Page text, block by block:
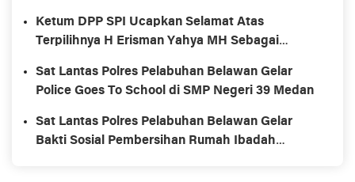
Ketum DPP SPI Ucapkan Selamat Atas
Terpilihnya H Erisman Yahya MH Sebagai
Sat Lantas Polres Pelabuhan Belawan Gelar
Police Goes To School di SMP Negeri 39 Medan
Sat Lantas Polres Pelabuhan Belawan Gelar
Bakti Sosial Pembersihan Rumah Ibadah